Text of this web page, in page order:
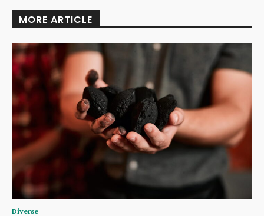
MORE ARTICLE
Diverse